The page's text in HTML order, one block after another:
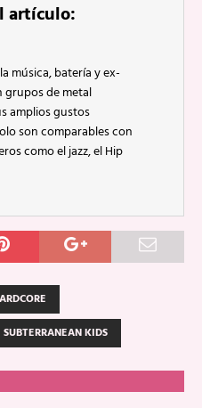
artículo:
música, batería y ex-
grupos de metal
amplios gustos
son comparables con
como el jazz, el Hip
SUBTERRANEAN KIDS